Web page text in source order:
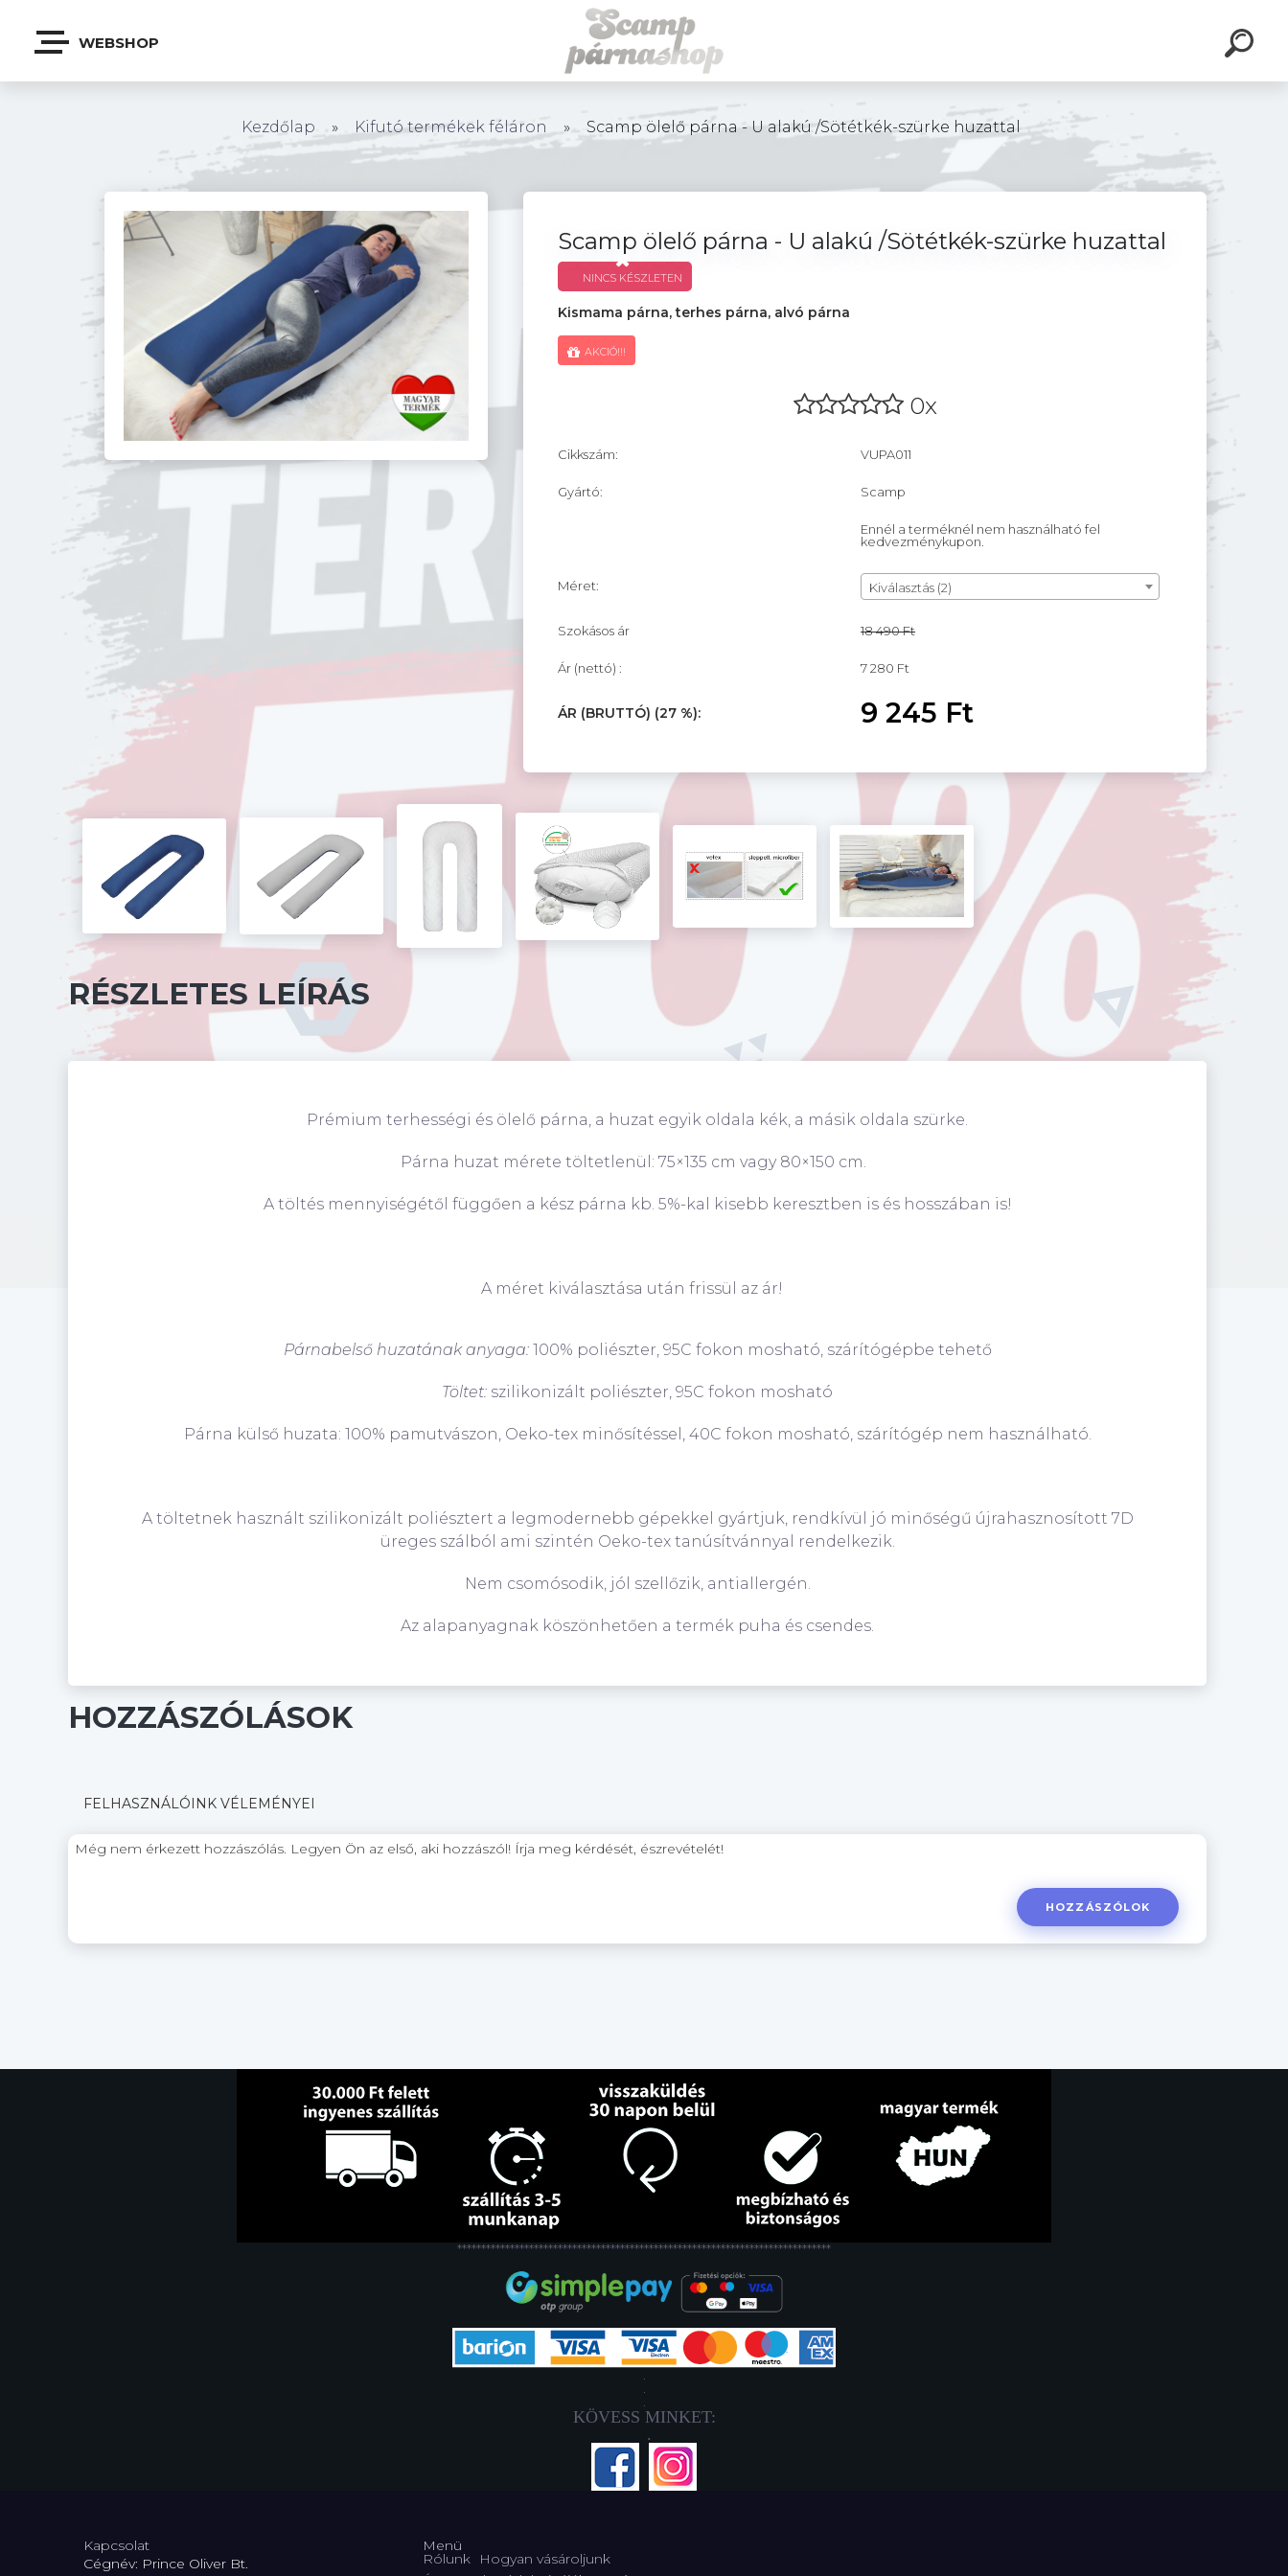
WEBSHOP
Kezdőlap » Kifutó termékek féláron » Scamp ölelő párna - U alakú /Sötétkék-szürke huzattal
Scamp ölelő párna - U alakú /Sötétkék-szürke huzattal
NINCS KÉSZLETEN
Kismama párna, terhes párna, alvó párna
AKCIÓ!!!
0x
Cikkszám: VUPA011
Gyártó: Scamp
Ennél a terméknél nem használható fel
kedvezménykupon.
Méret: Kiválasztás (2)
Szokásos ár 18 490 Ft
Ár (nettó) : 7 280 Ft
ÁR (BRUTTÓ) (27 %): 9 245 Ft
RÉSZLETES LEÍRÁS
Prémium terhességi és ölelő párna, a huzat egyik oldala kék, a másik oldala szürke.
Párna huzat mérete töltetlenül: 75×135 cm vagy 80×150 cm.
A töltés mennyiségétől függően a kész párna kb. 5%-kal kisebb keresztben is és hosszában is!
A méret kiválasztása után frissül az ár!
Párnabelső huzatának anyaga:100% poliészter, 95C fokon mosható, szárítógépbe tehető
Töltet: szilikonizált poliészter, 95C fokon mosható
Párna külső huzata: 100% pamutvászon, Oeko-tex minősítéssel, 40C fokon mosható, szárítógép nem használható.
A töltetnek használt szilikonizált poliésztert a legmodernebb gépekkel gyártjuk, rendkívül jó minőségű újrahasznosított 7D
üreges szálból ami szintén Oeko-tex tanúsítvánnyal rendelkezik.
Nem csomósodik, jól szellőzik, antiallergén.
Az alapanyagnak köszönhetően a termék puha és csendes.
HOZZÁSZÓLÁSOK
FELHASZNÁLÓINK VÉLEMÉNYEI
Még nem érkezett hozzászólás. Legyen Ön az első, aki hozzászól! Írja meg kérdését, észrevételét!
HOZZÁSZÓLOK
******************************************************************************
.
.
.
KÖVESS MINKET:
.
Kapcsolat
Cégnév: Prince Oliver Bt.
Menü
Rólunk
Hogyan vásároljunk